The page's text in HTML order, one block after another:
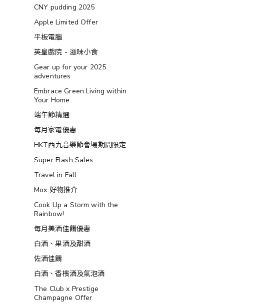
CNY pudding 2025
Apple Limited Offer
平板電腦
英皇戲院 - 滋味小食
Gear up for your 2025
adventures
Embrace Green Living within
Your Home
端午節精選
每月家電優惠
HKT西九音樂節會場期間限定
Super Flash Sales
Travel in Fall
Mox 好物推介
Cook Up a Storm with the
Rainbow!
每月美酒佳餚優惠
白酒、果酒及甜酒
佐酒佳餚
白酒、香檳酒及氣泡酒
The Club x Prestige
Champagne Offer